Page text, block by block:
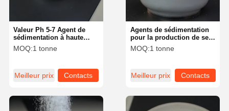
Valeur Ph 5-7 Agent de
sédimentation à haute
température Contenu
solide ≥ 90% Aide de
MOQ:1 tonne
Meilleur prix Contacts
Agents de sédimentation
pour la production de sel
d'aluminium Traitement
des minéraux Production
industries pétrolières
MOQ:1 tonne
Meilleur prix Contacts